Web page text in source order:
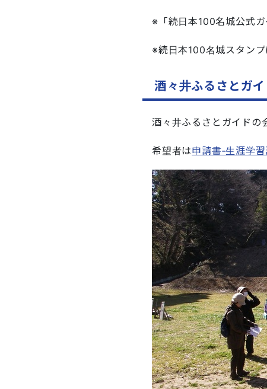
※「続日本100名城公式
※続日本100名城スタンプ
酒々井ふるさとガ
酒々井ふるさとガイドの
希望者は申請書‐生涯学